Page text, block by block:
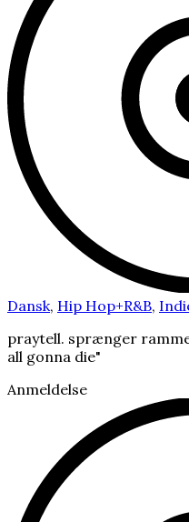
Dansk, Hip Hop+R&B,
praytell. sprænger
all gonna die"
Anmeldelse